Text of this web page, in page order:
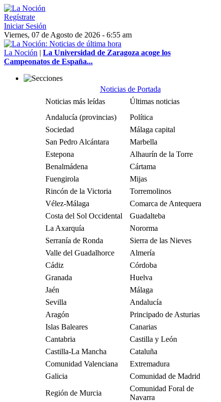
Regístrate
Iniciar Sesión
Viernes, 07 de Agosto de 2026 - 6:55 am
La Noción | La Universidad de Zaragoza acoge los
Campeonatos de España...
Noticias de Portada
Noticias más leídas
Últimas noticias
Andalucía (provincias)
Política
Sociedad
Málaga capital
San Pedro Alcántara
Marbella
Estepona
Alhaurín de la Torre
Benalmádena
Cártama
Fuengirola
Mijas
Rincón de la Victoria
Torremolinos
Vélez-Málaga
Comarca de Antequera
Costa del Sol Occidental
Guadalteba
La Axarquía
Nororma
Serranía de Ronda
Sierra de las Nieves
Valle del Guadalhorce
Almería
Cádiz
Córdoba
Granada
Huelva
Jaén
Málaga
Sevilla
Andalucía
Aragón
Principado de Asturias
Islas Baleares
Canarias
Cantabria
Castilla y León
Castilla-La Mancha
Cataluña
Comunidad Valenciana
Extremadura
Galicia
Comunidad de Madrid
Región de Murcia
Comunidad Foral de
Navarra